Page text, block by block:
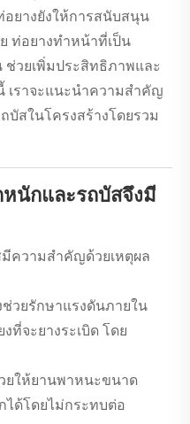
ยางยังให้การสนับสนุน
ท่อยางทำหน้าที่เป็น
วยเพิ่มประสิทธิภาพและ
เราจะแนะนำความสำคัญ
สในโครงสร้างโดยรวม
นักและรถบัสจึงมี
ความสำคัญด้วยเหตุผล
ช่วยรักษาแรงดันภายใน
ที่จะยางระเบิด โดย
ยให้ยานพาหนะขนาด
ด้โดยไม่กระทบต่อ